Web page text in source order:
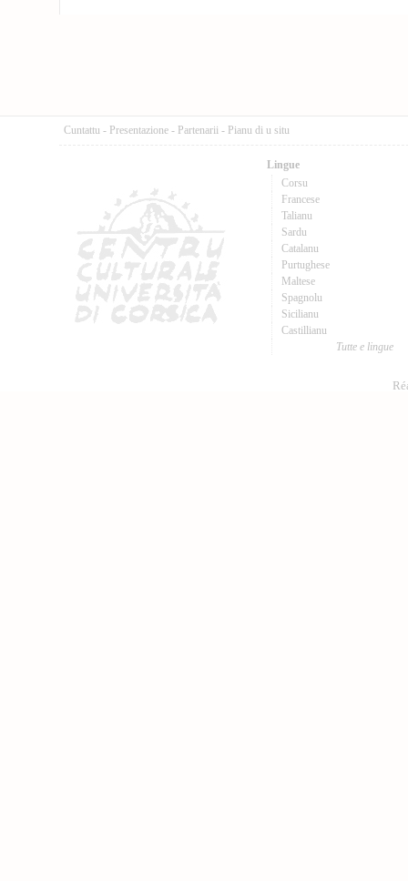
Cuntattu - Presentazione - Partenarii - Pianu di u situ
Lingue
Corsu
Francese
Talianu
Sardu
Catalanu
Purtughese
Maltese
Spagnolu
Sicilianu
Castillianu
Tutte e lingue